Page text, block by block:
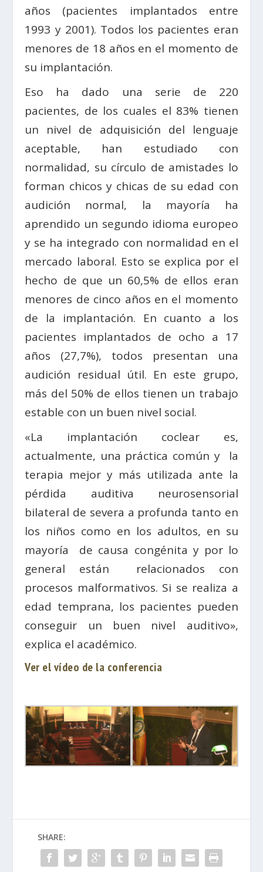
años (pacientes implantados entre
1993 y 2001). Todos los pacientes eran
menores de 18 años en el momento de
su implantación.
Eso ha dado una serie de 220
pacientes, de los cuales el 83% tienen
un nivel de adquisición del lenguaje
aceptable, han estudiado con
normalidad, su círculo de amistades lo
forman chicos y chicas de su edad con
audición normal, la mayoría ha
aprendido un segundo idioma europeo
y se ha integrado con normalidad en el
mercado laboral. Esto se explica por el
hecho de que un 60,5% de ellos eran
menores de cinco años en el momento
de la implantación. En cuanto a los
pacientes implantados de ocho a 17
años (27,7%), todos presentan una
audición residual útil. En este grupo,
más del 50% de ellos tienen un trabajo
estable con un buen nivel social.
«La implantación coclear es,
actualmente, una práctica común y la
terapia mejor y más utilizada ante la
pérdida auditiva neurosensorial
bilateral de severa a profunda tanto en
los niños como en los adultos, en su
mayoría de causa congénita y por lo
general están relacionados con
procesos malformativos. Si se realiza a
edad temprana, los pacientes pueden
conseguir un buen nivel auditivo»,
explica el académico.
Ver el vídeo de la conferencia
SHARE: